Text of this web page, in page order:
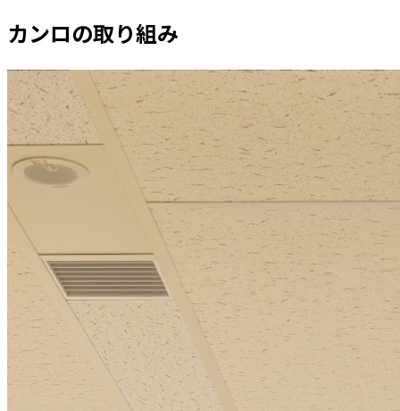
カンロの取り組み